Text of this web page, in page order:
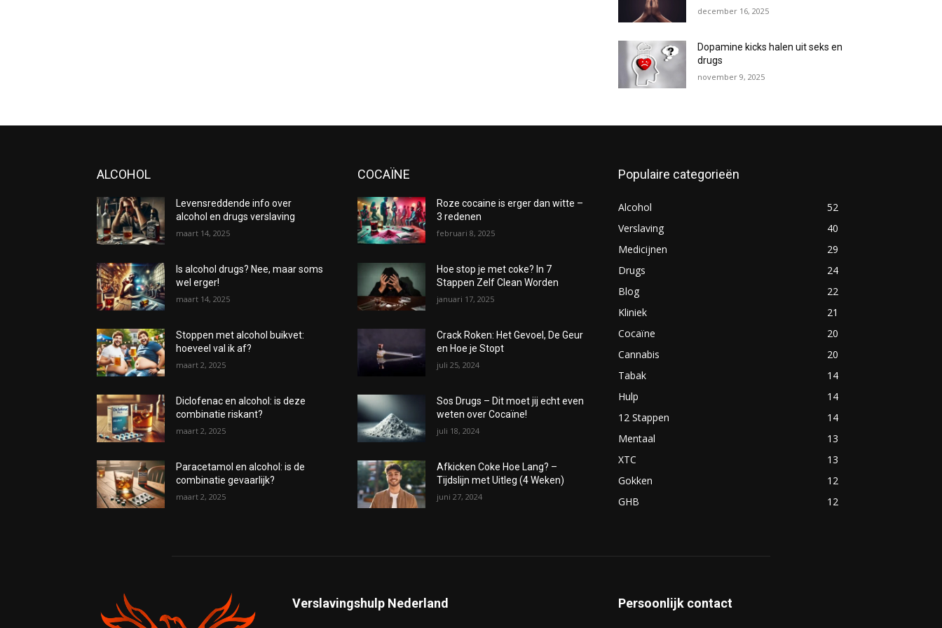
december 16, 2025
Dopamine kicks halen uit seks en
drugs
november 9, 2025
ALCOHOL
Levensreddende info over
alcohol en drugs verslaving
maart 14, 2025
Is alcohol drugs? Nee, maar soms
wel erger!
maart 14, 2025
Stoppen met alcohol buikvet:
hoeveel val ik af?
maart 2, 2025
Diclofenac en alcohol: is deze
combinatie riskant?
maart 2, 2025
Paracetamol en alcohol: is de
combinatie gevaarlijk?
maart 2, 2025
COCAÏNE
Roze cocaine is erger dan witte –
3 redenen
februari 8, 2025
Hoe stop je met coke? In 7
Stappen Zelf Clean Worden
januari 17, 2025
Crack Roken: Het Gevoel, De Geur
en Hoe je Stopt
juli 25, 2024
Sos Drugs – Dit moet jij echt even
weten over Cocaïne!
juli 18, 2024
Afkicken Coke Hoe Lang? –
Tijdslijn met Uitleg (4 Weken)
juni 27, 2024
Populaire categorieën
Alcohol
52
Verslaving
40
Medicijnen
29
Drugs
24
Blog
22
Kliniek
21
Cocaïne
20
Cannabis
20
Tabak
14
Hulp
14
12 Stappen
14
Mentaal
13
XTC
13
Gokken
12
GHB
12
Verslavingshulp Nederland Persoonlijk contact